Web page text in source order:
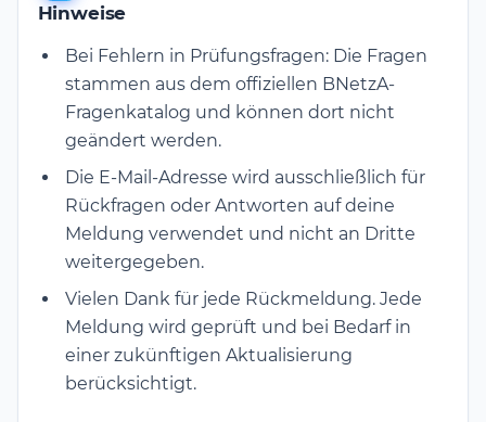
Hinweise
Bei Fehlern in Prüfungsfragen: Die Fragen
stammen aus dem offiziellen BNetzA-
Fragenkatalog und können dort nicht
geändert werden.
Die E-Mail-Adresse wird ausschließlich für
Rückfragen oder Antworten auf deine
Meldung verwendet und nicht an Dritte
weitergegeben.
Vielen Dank für jede Rückmeldung. Jede
Meldung wird geprüft und bei Bedarf in
einer zukünftigen Aktualisierung
berücksichtigt.